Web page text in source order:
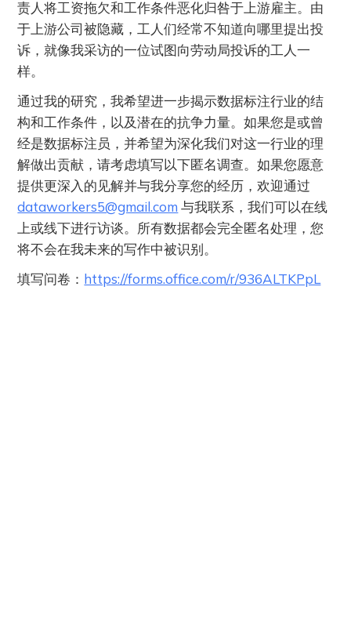
责人将工资拖欠和工作条件恶化归咎于上游雇主。由
于上游公司被隐藏，工人们经常不知道向哪里提出投
诉，就像我采访的一位试图向劳动局投诉的工人一
样。
通过我的研究，我希望进一步揭示数据标注行业的结
构和工作条件，以及潜在的抗争力量。如果您是或曾
经是数据标注员，并希望为深化我们对这一行业的理
解做出贡献，请考虑填写以下匿名调查。如果您愿意
提供更深入的见解并与我分享您的经历，欢迎通过
dataworkers5@gmail.com 与我联系，我们可以在线
上或线下进行访谈。所有数据都会完全匿名处理，您
将不会在我未来的写作中被识别。
填写问卷： https://forms.office.com/r/936ALTKPpL